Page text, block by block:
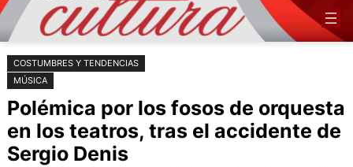
COSTUMBRES Y TENDENCIAS
MÚSICA
Polémica por los fosos de orquesta
en los teatros, tras el accidente de
Sergio Denis